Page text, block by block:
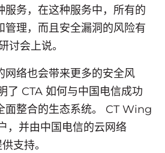
服务，在这种服务中，所有的
管理，而且安全漏洞的风险有
讨会上说。
网络也会带来更多的安全风
了 CTA 如何与中国电信成功
面整合的生态系统。 CT Wing
，并由中国电信的云网络
支持。